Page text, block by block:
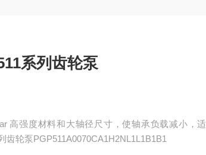
系列齿轮泵
高强度材料和大轴径尺寸，使轴承负载减小，
齿轮泵PGP511A0070CA1H2NL1L1B1B1